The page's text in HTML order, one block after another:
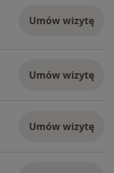
Umów wizytę
Umów wizytę
Umów wizytę